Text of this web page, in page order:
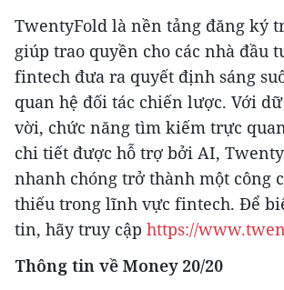
TwentyFold là nền tảng đăng ký
giúp trao quyền cho các nhà đầu
fintech đưa ra quyết định sáng
quan hệ đối tác chiến lược. Với
vời, chức năng tìm kiếm trực
chi tiết được hỗ trợ bởi AI,
nhanh chóng trở thành một công
thiếu trong lĩnh vực fintech. Để
tin, hãy truy cập https://
Thông tin về Money 20/20